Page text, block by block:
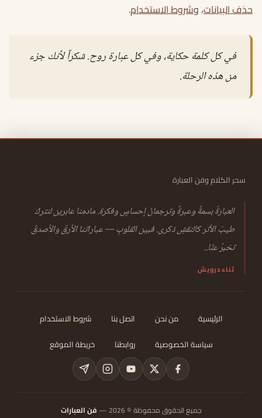
حذف البيانات، وشروط الاستخدام.
في كل كلمة حكاية، وفي كل عبارة روح. شكراً لأنك جزء
من هذه الرحلة.
سحر الكلام وفن العبارة
العبارةُ بسمةٌ وعبرةٌ وترجمانُ إحساسٍ وفكرة. مادمنا عابرين لنتركَ
طيبَ الأثر كالنقشِ ذكرى. فبين القلوبِ — عباراتنا الأرقّ والأصدقُ
تخبرُ عنّا..
ثناء درويش
الرئيسية من نحن اتصل بنا
شروط الاستخدام
سياسة الخصوصية
روابطنا خريطة الموقع
جميع الحقوق محفوظة © 2026 —
فن العبارات